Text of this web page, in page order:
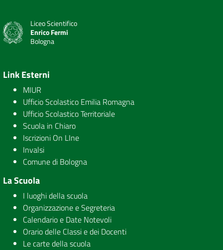
Liceo Scientifico
Enrico Fermi
Bologna
Link Esterni
MIUR
Ufficio Scolastico Emilia Romagna
Ufficio Scolastico Territoriale
Scuola in Chiaro
Iscrizioni On LIne
Invalsi
Comune di Bologna
La Scuola
I luoghi della scuola
Organizzazione e Segreteria
Calendario e Date Notevoli
Orario delle Classi e dei Docenti
Le carte della scuola